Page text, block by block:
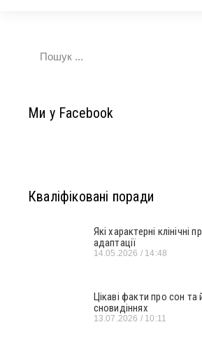
Ми у Facebook
Кваліфіковані поради
Які характерні клінічні
адаптації
14.05.2026 14:48
Цікаві факти про сон та
сновидіннях
13.07.2026 10:11